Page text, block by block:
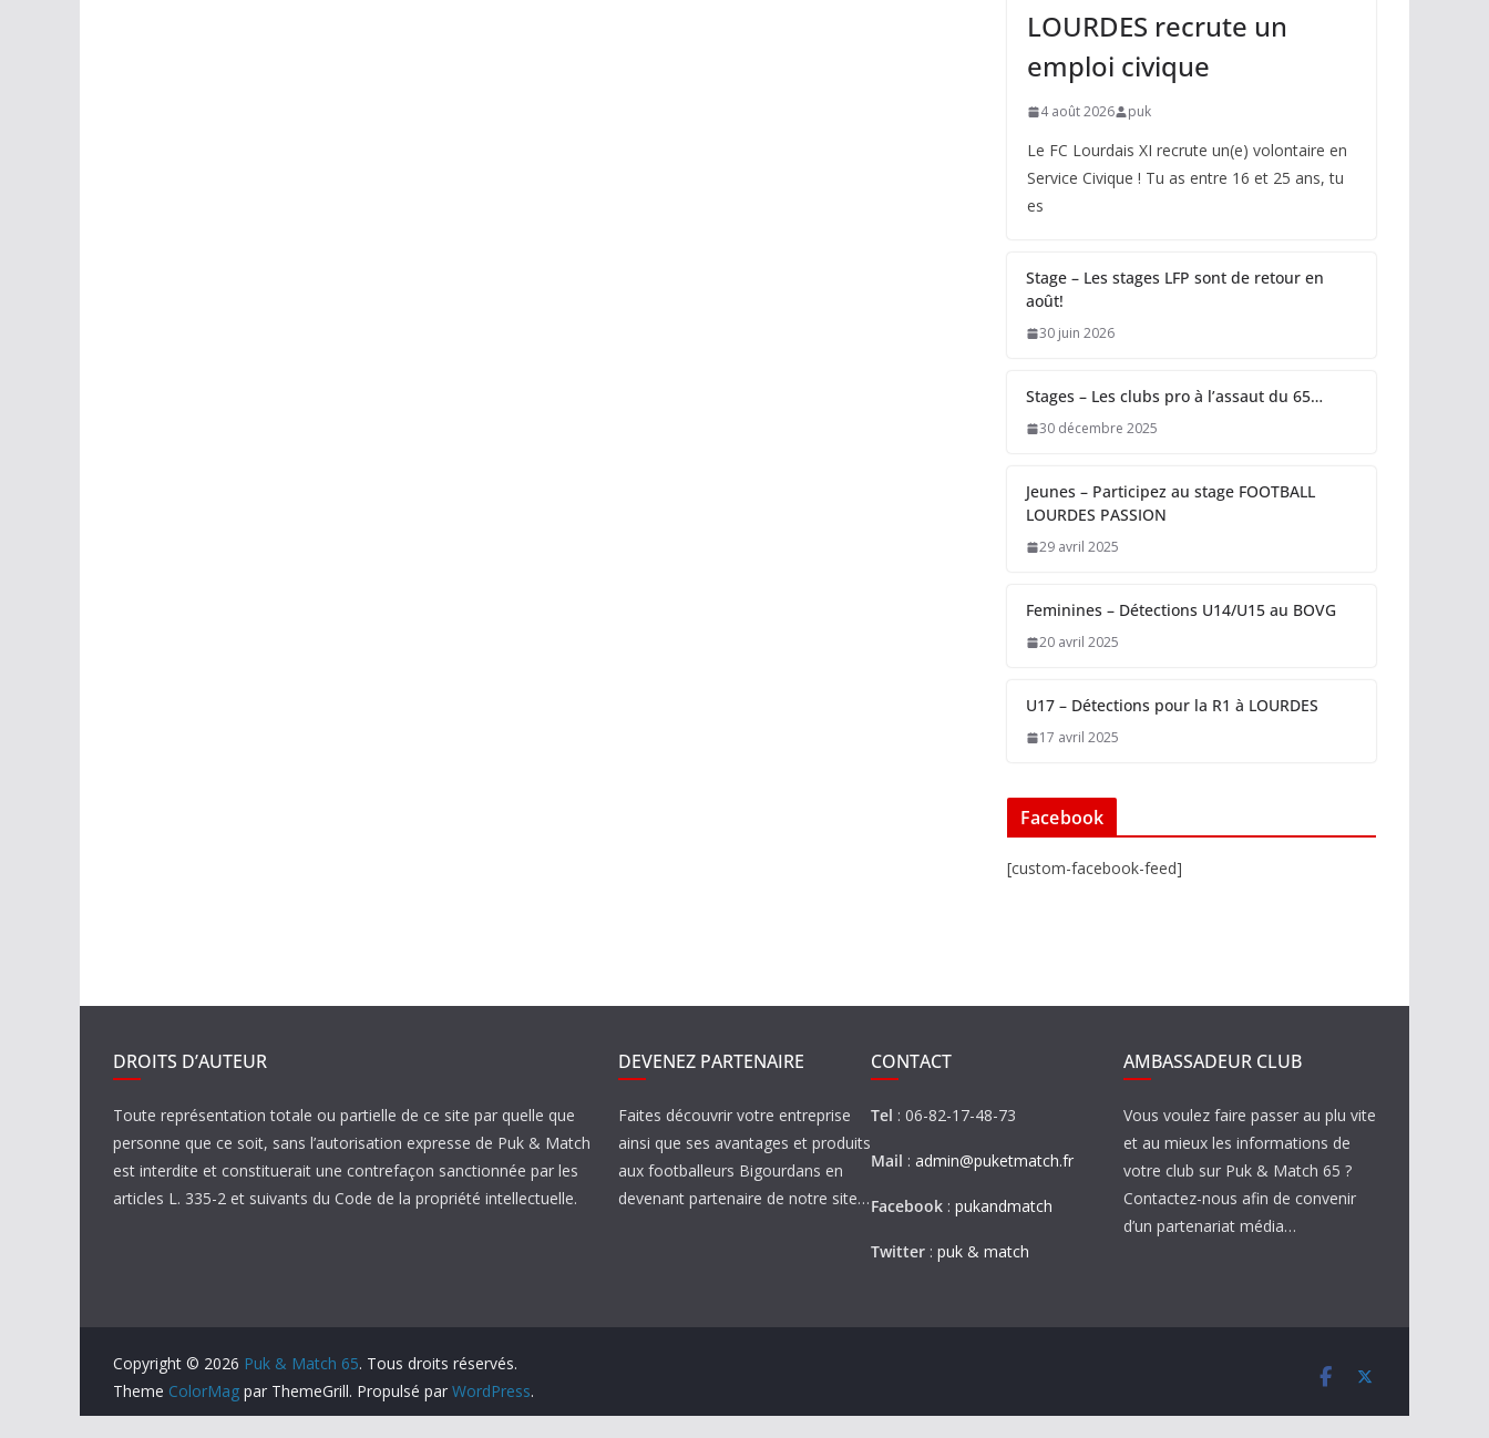
LOURDES recrute un
emploi civique
4 août 2026 puk
Le FC Lourdais XI recrute un(e) volontaire en
Service Civique ! Tu as entre 16 et 25 ans, tu
es
Stage – Les stages LFP sont de retour en
août!
30 juin 2026
Stages – Les clubs pro à l’assaut du 65…
30 décembre 2025
Jeunes – Participez au stage FOOTBALL
LOURDES PASSION
29 avril 2025
Feminines – Détections U14/U15 au BOVG
20 avril 2025
U17 – Détections pour la R1 à LOURDES
17 avril 2025
Facebook
[custom-facebook-feed]
DROITS D’AUTEUR
Toute représentation totale ou partielle de ce site par quelle que
personne que ce soit, sans l’autorisation expresse de Puk & Match
est interdite et constituerait une contrefaçon sanctionnée par les
articles L. 335-2 et suivants du Code de la propriété intellectuelle.
DEVENEZ PARTENAIRE
Faites découvrir votre entreprise
ainsi que ses avantages et produits
aux footballeurs Bigourdans en
devenant partenaire de notre site…
CONTACT
Tel : 06-82-17-48-73
Mail : admin@puketmatch.fr
Facebook : pukandmatch
Twitter : puk & match
AMBASSADEUR CLUB
Vous voulez faire passer au plu vite
et au mieux les informations de
votre club sur Puk & Match 65 ?
Contactez-nous afin de convenir
d’un partenariat média…
Copyright © 2026 Puk & Match 65. Tous droits réservés.
Theme ColorMag par ThemeGrill. Propulsé par WordPress.